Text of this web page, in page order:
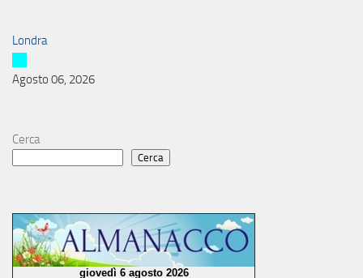
Londra
Agosto 06, 2026
Cerca
Cerca